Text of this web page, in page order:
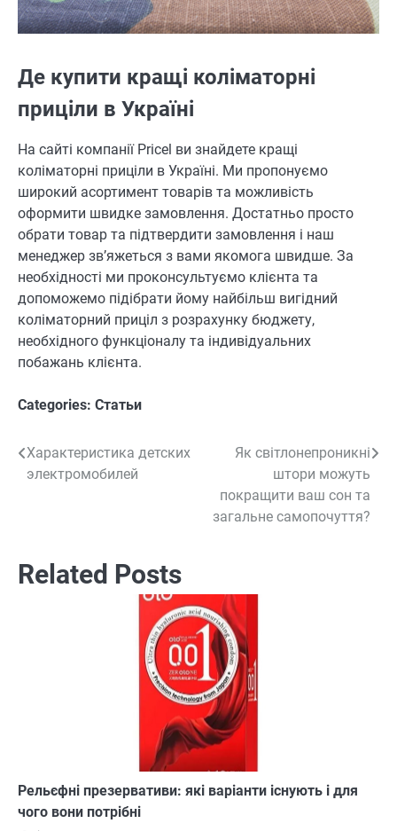
Де купити кращі коліматорні
приціли в Україні
На сайті компанії Pricel ви знайдете кращі
коліматорні приціли в Україні. Ми пропонуємо
широкий асортимент товарів та можливість
оформити швидке замовлення. Достатньо просто
обрати товар та підтвердити замовлення і наш
менеджер зв’яжеться з вами якомога швидше. За
необхідності ми проконсультуємо клієнта та
допоможемо підібрати йому найбільш вигідний
коліматорний приціл з розрахунку бюджету,
необхідного функціоналу та індивідуальних
побажань клієнта.
Categories: Статьи
Навигация
Характеристика детских
электромобилей
Як світлонепроникні
штори можуть
покращити ваш сон та
загальне самопочуття?
Related Posts
Рельєфні презервативи: які варіанти існують і для
чого вони потрібні